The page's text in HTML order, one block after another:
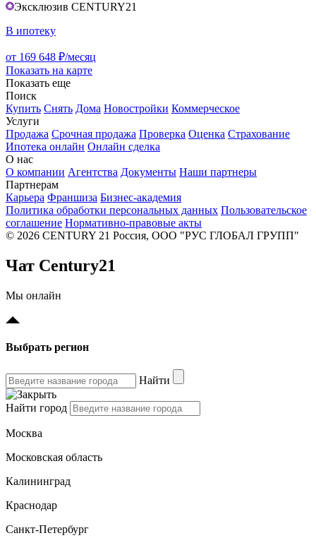
Эксклюзив CENTURY21
В ипотеку
от 169 648 ₽/месяц
Показать на карте
Показать еще
Поиск
Купить Снять Дома Новостройки Коммерческое
Услуги
Продажа Срочная продажа Проверка Оценка Страхование
Ипотека онлайн Онлайн сделка
О нас
О компании Агентства Документы Наши партнеры
Партнерам
Карьера Франшиза Бизнес-академия
Политика обработки персональных данных Пользовательское
соглашение Нормативно-правовые акты
© 2026 CENTURY 21 Россия, ООО "РУС ГЛОБАЛ ГРУПП"
Чат Century21
Мы онлайн
Выбрать регион
Найти
Найти город
Москва
Московская область
Калининград
Краснодар
Санкт-Петербург